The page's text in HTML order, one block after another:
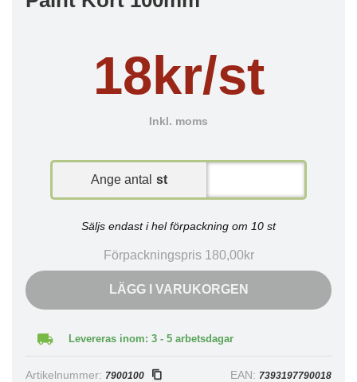
18kr/st
Inkl. moms
Ange antal st
Säljs endast i hel förpackning om 10 st
Förpackningspris 180,00kr
LÄGG I VARUKORGEN
Levereras inom: 3 - 5 arbetsdagar
Artikelnummer: 7900100 EAN: 7393197790018